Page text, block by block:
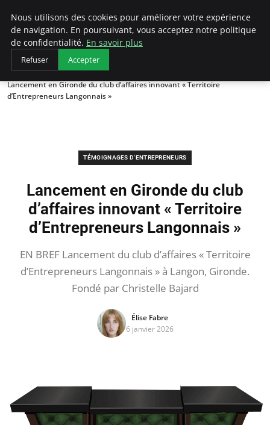
LECFCM
Accueil
Témoignages d'entrepreneurs
Lancement en Gironde du club d’affaires innovant « Territoire
d’Entrepreneurs Langonnais »
TÉMOIGNAGES D'ENTREPRENEURS
Lancement en Gironde du club
d’affaires innovant « Territoire
d’Entrepreneurs Langonnais »
EN BREF Lancement du club d’affaires « Territoire
d’Entrepreneurs Langonnais » à Langon, Gironde.
Fondé par Christelle Bajard
Élise Fabre
6 janvier 2026
Nous utilisons des cookies pour améliorer votre expérience
de navigation. En poursuivant, vous acceptez notre politique
de confidentialité. En savoir plus
Refuser Accepter